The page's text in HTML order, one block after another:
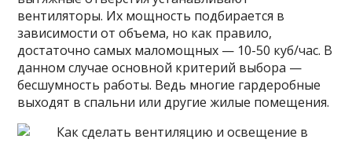
вентиляторы. Их мощность подбирается в
зависимости от объема, но как правило,
достаточно самых маломощных — 10-50 куб/час. В
данном случае основной критерий выбора —
бесшумность работы. Ведь многие гардеробные
выходят в спальни или другие жилые помещения.